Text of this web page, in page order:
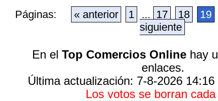
Páginas: « anterior 1 ... 17 18
19
siguiente
En el Top Comercios Onlinehay
enlaces.
Última actualización: 7-8-2026
Los votos se borran